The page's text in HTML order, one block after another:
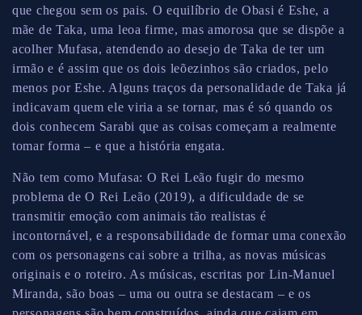
que chegou sem os pais. O equilíbrio de Obasi é Eshe, a
mãe de Taka, uma leoa firme, mas amorosa que se dispõe a
acolher Mufasa, atendendo ao desejo de Taka de ter um
irmão e é assim que os dois leõezinhos são criados, pelo
menos por Eshe. Alguns traços da personalidade de Taka já
indicavam quem ele viria a se tornar, mas é só quando os
dois conhecem Sarabi que as coisas começam a realmente
tomar forma – e que a história engata.
Não tem como Mufasa: O Rei Leão fugir do mesmo
problema de O Rei Leão (2019), a dificuldade de se
transmitir emoção com animais tão realistas é
incontornável, e a responsabilidade de formar uma conexão
com os personagens cai sobre a trilha, as novas músicas
originais e o roteiro. As músicas, escritas por Lin-Manuel
Miranda, são boas – uma ou outra se destacam – e os